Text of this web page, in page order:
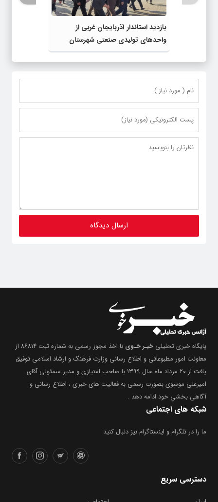
بازدید استاندار آذربایجان غربی از
واحدهای تولیدی صنعتی شهرستان
خوی+تصاویر
پایگاه خبری تحلیلی خبـر خـوی
با اخذ مجوز رسمی به شماره ثبت ۸۶۸۱۴ از
معاونت امور مطبوعاتی و اطلاع رسانی وزارت فرهنگ و ارشاد اسلامی توفیق
یافت از ۲۰ مرداد ماه سال ۱۳۹۹ با صاحب امتیازی و مدیر مسئولی آقای
امیرعلی موسوی بصورت رسمی به فعالیت های خبری ، اطلاع رسانی و
آگاهی بخشیِ خود ادامه دهد .
شبکه های اجتماعی
ما را در تلگرام و اینستاگرام نیز دنبال کنید
دسترسی سریع